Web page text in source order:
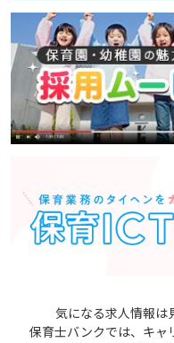
気になる求人情報は
保育士バンクでは、キャ